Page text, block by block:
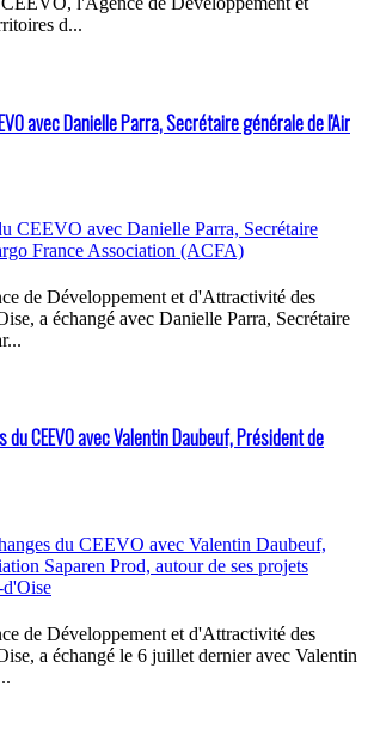
d...
avec Danielle Parra, Secrétaire générale de l'Air
de Développement et d'Attractivité des
a échangé avec Danielle Parra, Secrétaire
du CEEVO avec Valentin Daubeuf, Président de
de Développement et d'Attractivité des
a échangé le 6 juillet dernier avec Valentin